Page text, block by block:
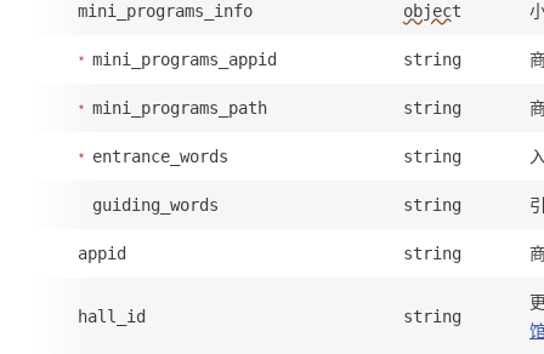
mini_programs_info object
mini_programs_appid string
mini_programs_path string
entrance_words string
guiding_words string
appid string
hall_id string